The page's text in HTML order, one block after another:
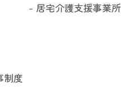
制度
居宅介護支援事業所